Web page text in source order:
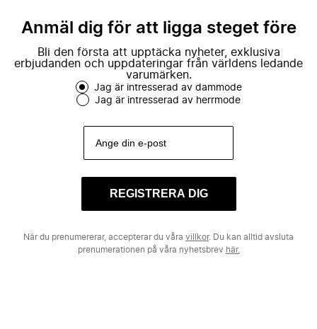
Anmäl dig för att ligga steget före
Bli den första att upptäcka nyheter, exklusiva
erbjudanden och uppdateringar från världens ledande
varumärken.
Jag är intresserad av dammode
Jag är intresserad av herrmode
REGISTRERA DIG
När du prenumererar, accepterar du våra villkor. Du kan alltid avsluta
prenumerationen på våra nyhetsbrev här.